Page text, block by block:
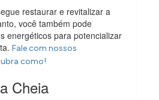
restaurar e revitalizar a
você também pode
energéticos para potencializar
Fale com nossos
como!
Cheia